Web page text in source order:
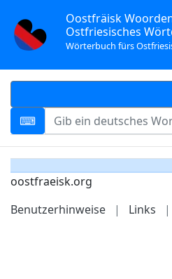
Oostfräisk
Ostfriesisches
Wörterbuch fürs
oostfraeisk.org
Benutzerhinweise
| Links |